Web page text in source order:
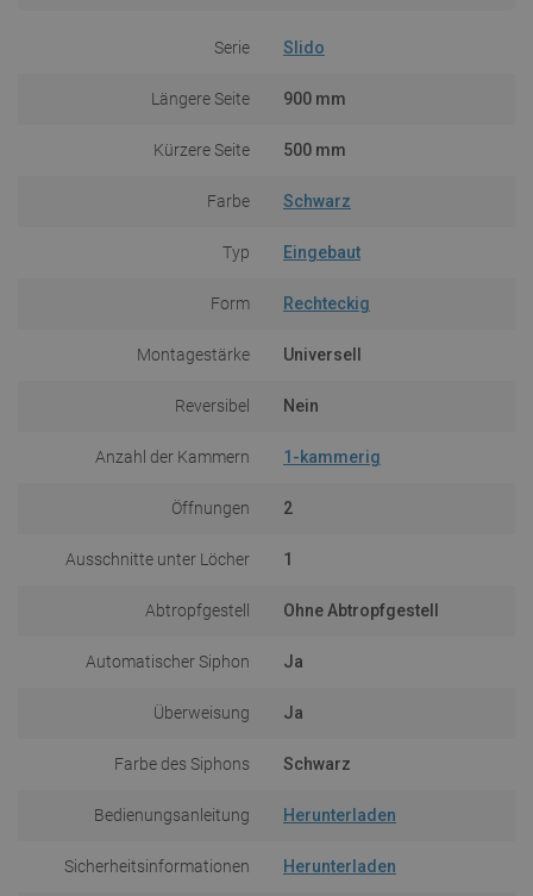
Serie Slido
Längere Seite 900 mm
Kürzere Seite 500 mm
Farbe Schwarz
Typ Eingebaut
Form Rechteckig
Montagestärke Universell
Reversibel Nein
Anzahl der Kammern 1-kammerig
Öffnungen 2
Ausschnitte unter Löcher 1
Abtropfgestell Ohne Abtropfgestell
Automatischer Siphon Ja
Überweisung Ja
Farbe des Siphons Schwarz
Bedienungsanleitung Herunterladen
Sicherheitsinformationen Herunterladen